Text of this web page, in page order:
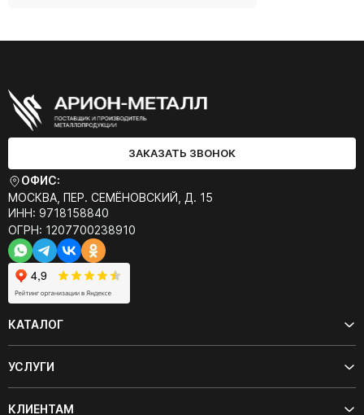
ЗАКАЗАТЬ ЗВОНОК
ОФИС:
МОСКВА, ПЕР. СЕМЁНОВСКИЙ, Д. 15
ИНН: 9718158840
ОГРН: 1207700238910
КАТАЛОГ
УСЛУГИ
КЛИЕНТАМ